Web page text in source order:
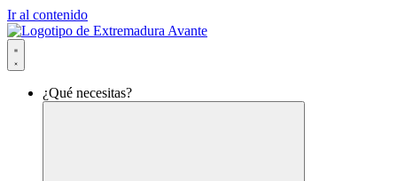
Ir al contenido
¿Qué necesitas?